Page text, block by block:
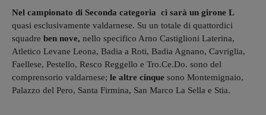
Nel campionato di Seconda categoria ci sarà un girone L
quasi esclusivamente valdarnese. Su un totale di quattordici
squadre ben nove, nello specifico Arno Castiglioni Laterina,
Atletico Levane Leona, Badia a Roti, Badia Agnano, Cavriglia,
Faellese, Pestello, Resco Reggello e Tro.Ce.Do. sono del
comprensorio valdarnese; le altre cinque sono Montemignaio,
Palazzo del Pero, Santa Firmina, San Marco La Sella e Stia.